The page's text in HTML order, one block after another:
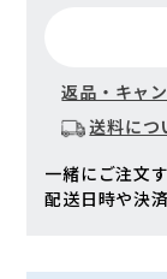
返品・キャ
送料につ
一緒にご注文
配送日時や決